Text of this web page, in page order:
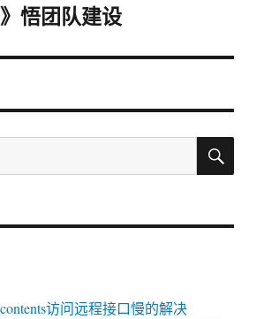
悟团队建设
搜
访问远程接口慢的解决